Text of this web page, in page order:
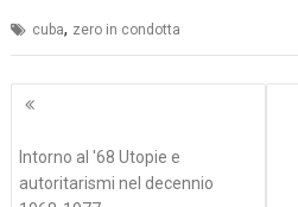
cuba, zero in condotta
Navigazione
Intorno al '68 Utopie e
autoritarismi nel decennio